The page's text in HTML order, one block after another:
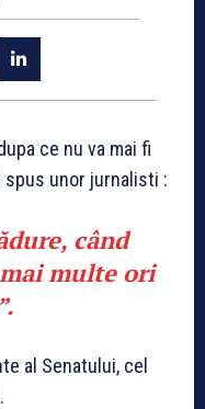
ce nu va mai fi
spus unor jurnalisti :
când
multe ori
al Senatului, cel